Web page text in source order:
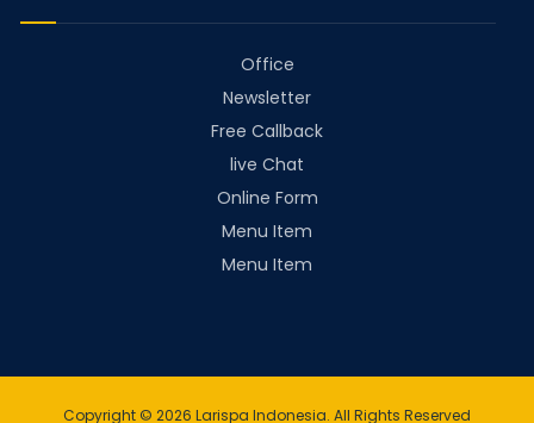
Office
Newsletter
Free Callback
live Chat
Online Form
Menu Item
Menu Item
Copyright © 2026 Larispa Indonesia. All Rights Reserved